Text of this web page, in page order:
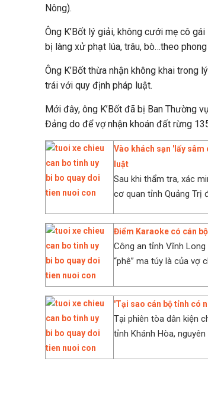
Nông).
Ông K’Bốt lý giải, không cưới mẹ cô
bị làng xử phạt lúa, trâu, bò…theo
Ông K’Bốt thừa nhận không khai trong
trái với quy định pháp luật.
Mới đây, ông K’Bốt đã bị Ban Thường
Đảng do để vợ nhận khoán đất rừng
Vào khách sạn 'lấy sâm
luật
Sau khi thẩm tra, xác
cơ quan tỉnh Quảng Trị
Điểm Karaoke có cán
Công an tỉnh Vĩnh
“phê” ma túy là của vợ
'Tại sao cán bộ tỉnh có
Tại phiên tòa dân kiện
tỉnh Khánh Hòa,